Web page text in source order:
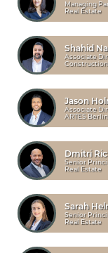
Managing
Real Estate
Shahid
Associate
Jason
Associate
ARTES Berlin
Dmitri
Senior
Real Estate
Sarah
Senior
Real Estate